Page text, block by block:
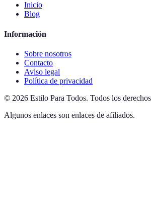
Inicio
Blog
Información
Sobre nosotros
Contacto
Aviso legal
Política de privacidad
© 2026 Estilo Para Todos. Todos los
Algunos enlaces son enlaces de afiliados.